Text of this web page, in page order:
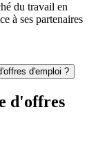
du travail en
à ses partenaires
d'emploi ?
d'offres